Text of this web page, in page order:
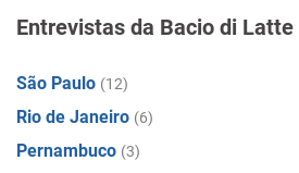
Entrevistas da Bacio di
São Paulo (12)
Rio de Janeiro (6)
Pernambuco (3)